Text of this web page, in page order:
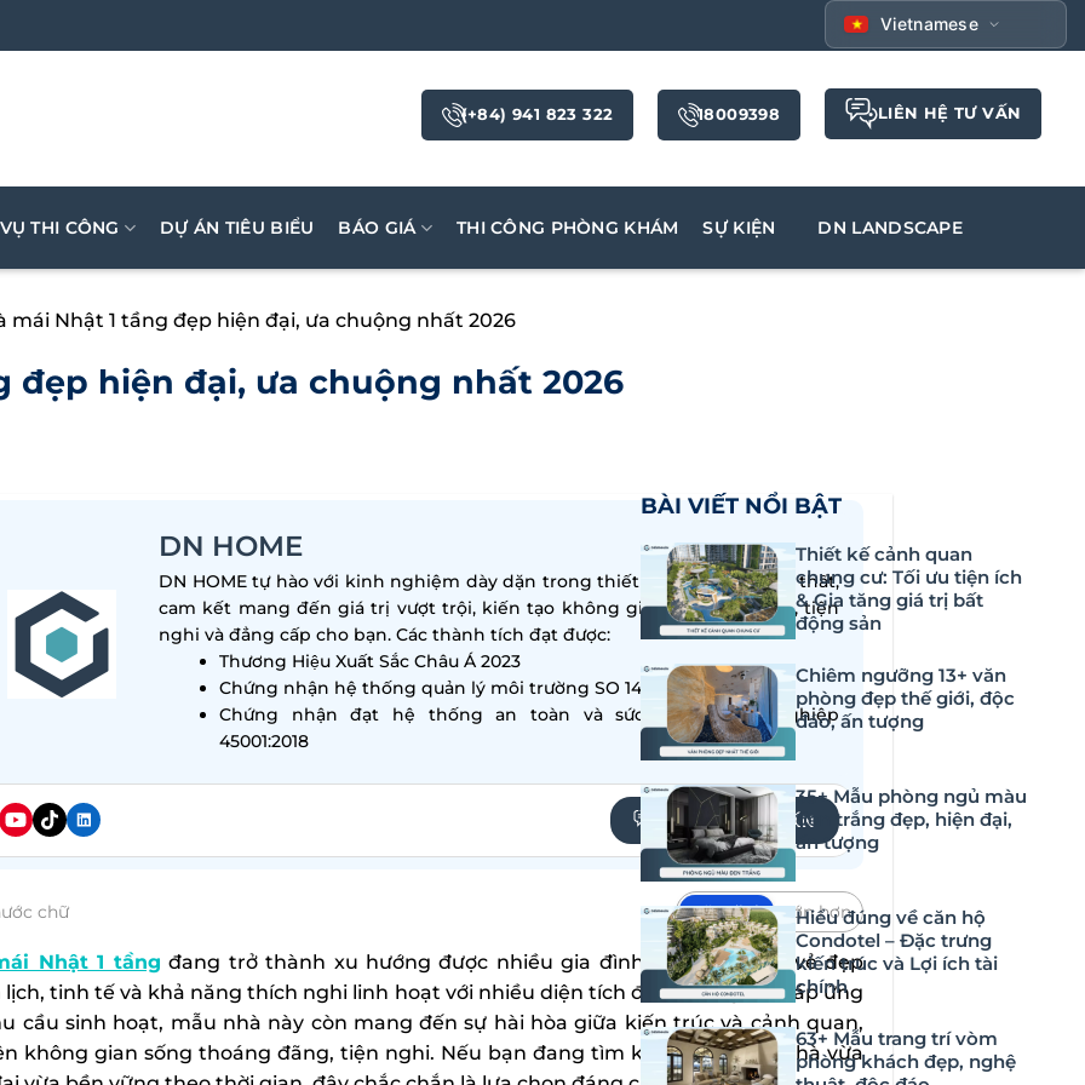
Vietnamese
(+84) 941 823 322 18009398 LIÊN HỆ TƯ VẤN
THI CÔNG DỰ ÁN TIÊU BIỂU BÁO GIÁ THI CÔNG PHÒNG KHÁM SỰ KIỆN DN LANDSCAPE
mái Nhật 1 tầng đẹp hiện đại, ưa chuộng nhất 2026
đẹp hiện đại, ưa chuộng nhất 2026
DN HOME
DN HOME tự hào với kinh nghiệm dày dặn trong thiết kế – thi công nội thất,
cam kết mang đến giá trị vượt trội, kiến tạo không gian sống hiện đại, tiện
nghi và đẳng cấp cho bạn. Các thành tích đạt được:
Thương Hiệu Xuất Sắc Châu Á 2023
Chứng nhận hệ thống quản lý môi trường SO 14001:2015
Chứng nhận đạt hệ thống an toàn và sức khỏe nghề nghiệp
45001:2018
YÊU CẦU TƯ VẤN
chữ Mặc định Lớn hơn
Nhật 1 tầng đang trở thành xu hướng được nhiều gia đình lựa chọn nhờ vẻ đẹp
tinh tế và khả năng thích nghi linh hoạt với nhiều diện tích đất. Không chỉ đáp ứng
cầu sinh hoạt, mẫu nhà này còn mang đến sự hài hòa giữa kiến trúc và cảnh quan,
không gian sống thoáng đãng, tiện nghi. Nếu bạn đang tìm kiếm một kiểu nhà vừa
BÀI VIẾT NỔI BẬT
Thiết kế cảnh quan
chung cư: Tối ưu tiện ích
& Gia tăng giá trị bất
động sản
Chiêm ngưỡng 13+ văn
phòng đẹp thế giới, độc
đáo, ấn tượng
35+ Mẫu phòng ngủ màu
đen trắng đẹp, hiện đại,
ấn tượng
Hiểu đúng về căn hộ
Condotel – Đặc trưng
kiến trúc và Lợi ích tài
chính
63+ Mẫu trang trí vòm
phòng khách đẹp, nghệ